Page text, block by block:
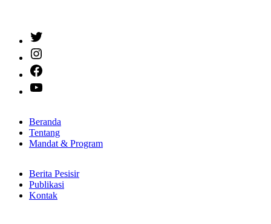
Beranda
Tentang
Mandat & Program
Berita Pesisir
Publikasi
Kontak